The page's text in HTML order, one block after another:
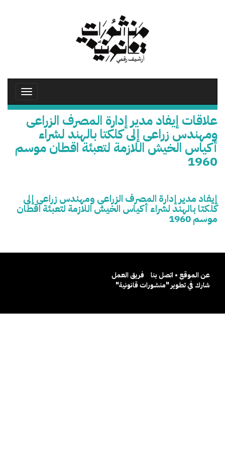
Toggle
علاقات إيفاد مدير إدارة المصرف الزراعى
ومهندس زراعى إلى كلكتا بالهند لشراء
أكياس الخيش اللازمة لتعبئة اقطان موسم
1960
إيفاد مدير إدارة المصرف الزراعى ومهندس زراعى إلى
كلكتا بالهند لشراء أكياس الخيش اللازمة لتعبئة اقطان
موسم 1960
عن الموقع • اتصل بنا
فريق العمل
شارك في تطوير "منشورات قانونية"